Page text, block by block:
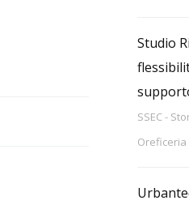
Studio
SSEC -
Oreficeria